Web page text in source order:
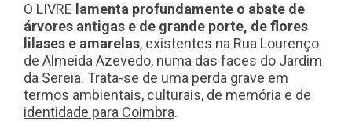
O LIVRE lamenta profundamente o abate de
árvores antigas e de grande porte, de flores
lilases e amarelas, existentes na Rua Lourenço
de Almeida Azevedo, numa das faces do Jardim
da Sereia. Trata-se de uma perda grave em
termos ambientais, culturais, de memória e de
identidade para Coimbra.